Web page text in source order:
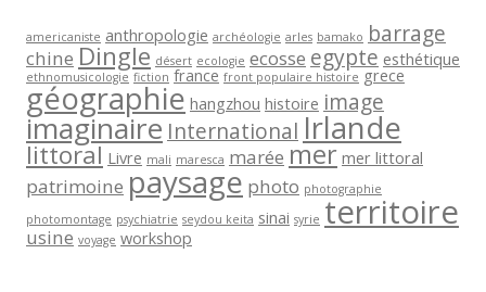
americaniste anthropologie archéologie arles bamako barrage
chine Dingle désert ecologie ecosse egypte esthétique
ethnomusicologie fiction france front populaire histoire grece
géographie hangzhou histoire image
imaginaire International Irlande
littoral Livre mali maresca marée mer mer littoral
patrimoine paysage photo photographie
photomontage psychiatrie seydou keita sinai syrie territoire
usine voyage workshop